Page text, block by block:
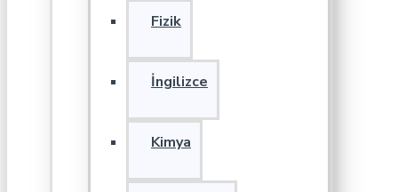
Fizik
İngilizce
Kimya